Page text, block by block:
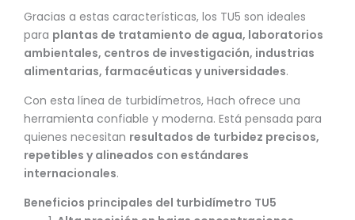
Gracias a estas características, los TU5 son ideales
para plantas de tratamiento de agua, laboratorios
ambientales, centros de investigación, industrias
alimentarias, farmacéuticas y universidades.
Con esta línea de turbidímetros, Hach ofrece una
herramienta confiable y moderna. Está pensada para
quienes necesitan resultados de turbidez precisos,
repetibles y alineados con estándares
internacionales.
Beneficios principales del turbidímetro TU5